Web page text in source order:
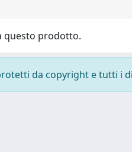
questo prodotto.
da copyright e tutti i